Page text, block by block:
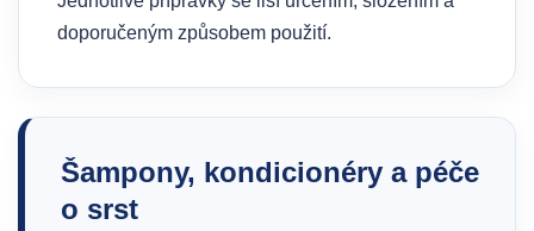
doporučeným způsobem použití.
Šampony, kondicionéry a péče
o srst